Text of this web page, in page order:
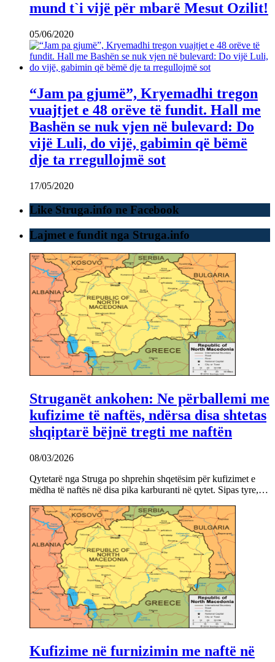
mund t`i vijë për mbarë Mesut Ozilit!
05/06/2020
“Jam pa gjumë”, Kryemadhi tregon
vuajtjet e 48 orëve të fundit. Hall me
Bashën se nuk vjen në bulevard: Do
vijë Luli, do vijë, gabimin që bëmë
dje ta rregullojmë sot
17/05/2020
Like Struga.info ne Facebook
Lajmet e fundit nga Struga.info
Struganët ankohen: Ne përballemi me
kufizime të naftës, ndërsa disa shtetas
shqiptarë bëjnë tregti me naftën
08/03/2026
Qytetarë nga Struga po shprehin shqetësim për kufizimet e
mëdha të naftës në disa pika karburanti në qytet. Sipas tyre,…
Kufizime në furnizimin me naftë në